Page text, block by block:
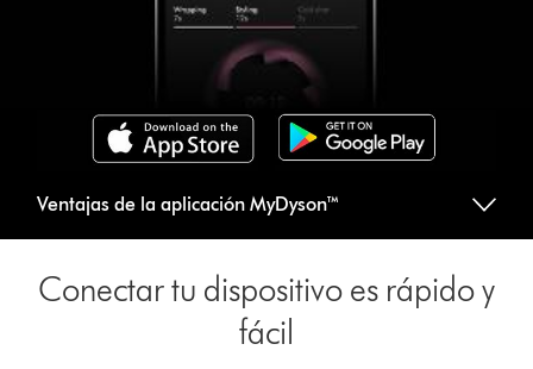
Ventajas de la aplicación MyDyson™
Conectar tu dispositivo es rápido y
fácil